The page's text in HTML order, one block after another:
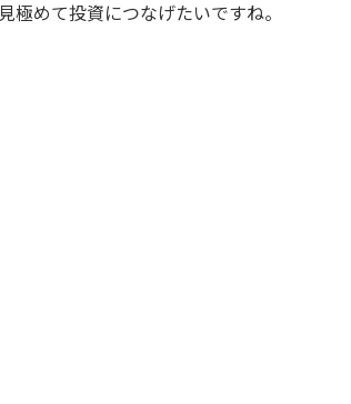
めて投資につなげたいですね。